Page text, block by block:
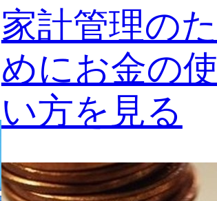
家計管理のた
めにお金の使
い方を見る